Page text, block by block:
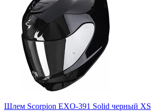
Шлем Scorpion EXO-391 Solid черный XS